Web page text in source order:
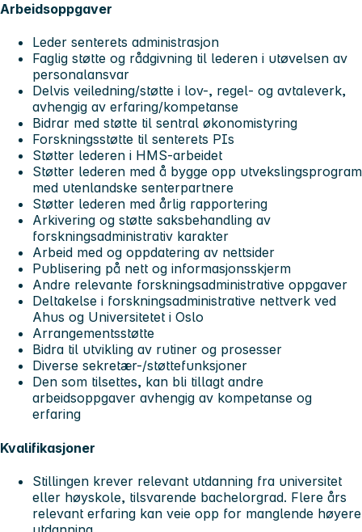
Arbeidsoppgaver
Leder senterets administrasjon
Faglig støtte og rådgivning til lederen i utøvelsen av
personalansvar
Delvis veiledning/støtte i lov-, regel- og avtaleverk,
avhengig av erfaring/kompetanse
Bidrar med støtte til sentral økonomistyring
Forskningsstøtte til senterets PIs
Støtter lederen i HMS-arbeidet
Støtter lederen med å bygge opp utvekslingsprogram
med utenlandske senterpartnere
Støtter lederen med årlig rapportering
Arkivering og støtte saksbehandling av
forskningsadministrativ karakter
Arbeid med og oppdatering av nettsider
Publisering på nett og informasjonsskjerm
Andre relevante forskningsadministrative oppgaver
Deltakelse i forskningsadministrative nettverk ved
Ahus og Universitetet i Oslo
Arrangementsstøtte
Bidra til utvikling av rutiner og prosesser
Diverse sekretær-/støttefunksjoner
Den som tilsettes, kan bli tillagt andre
arbeidsoppgaver avhengig av kompetanse og
erfaring
Kvalifikasjoner
Stillingen krever relevant utdanning fra universitet
eller høyskole, tilsvarende bachelorgrad. Flere års
relevant erfaring kan veie opp for manglende høyere